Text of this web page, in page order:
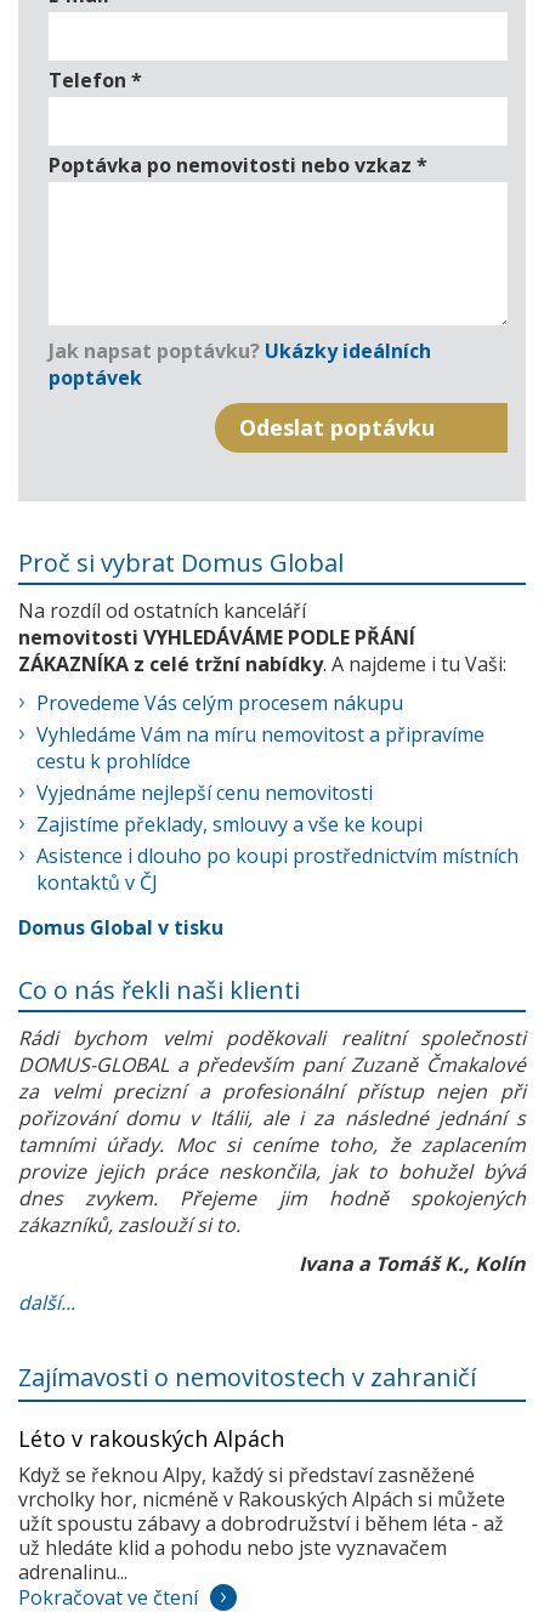
Telefon *
Poptávka po nemovitosti nebo vzkaz *
Jak napsat poptávku? Ukázky ideálních
poptávek
Proč si vybrat Domus Global
Na rozdíl od ostatních kanceláří
nemovitosti VYHLEDÁVÁME PODLE PŘÁNÍ
ZÁKAZNÍKA z celé tržní nabídky. A najdeme i tu Vaši:
Provedeme Vás celým procesem nákupu
Vyhledáme Vám na míru nemovitost a připravíme
cestu k prohlídce
Vyjednáme nejlepší cenu nemovitosti
Zajistíme překlady, smlouvy a vše ke koupi
Asistence i dlouho po koupi prostřednictvím místních
kontaktů v ČJ
Domus Global v tisku
Co o nás řekli naši klienti
Rádi bychom velmi poděkovali realitní společnosti
DOMUS-GLOBAL a především paní Zuzaně Čmakalové
za velmi precizní a profesionální přístup nejen při
pořizování domu v Itálii, ale i za následné jednání s
tamními úřady. Moc si ceníme toho, že zaplacením
provize jejich práce neskončila, jak to bohužel bývá
dnes zvykem. Přejeme jim hodně spokojených
zákazníků, zaslouží si to.
Ivana a Tomáš K., Kolín
další...
Zajímavosti o nemovitostech v zahraničí
Léto v rakouských Alpách
Když se řeknou Alpy, každý si představí zasněžené
vrcholky hor, nicméně v Rakouských Alpách si můžete
užít spoustu zábavy a dobrodružství i během léta - až
už hledáte klid a pohodu nebo jste vyznavačem
adrenalinu...
Pokračovat ve čtení